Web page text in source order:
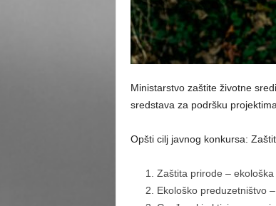
Ministarstvo zaštite životne
sredstava za podršku
Opšti cilj javnog konkursa:
Zaštita prirode –
Ekološko preduzetništvo